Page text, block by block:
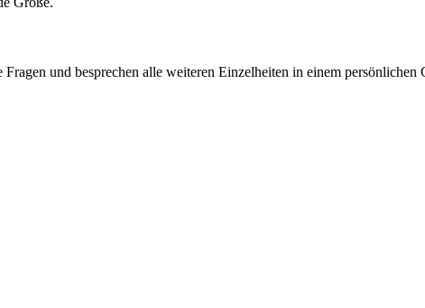
und besprechen alle weiteren Einzelheiten in einem persönlichen